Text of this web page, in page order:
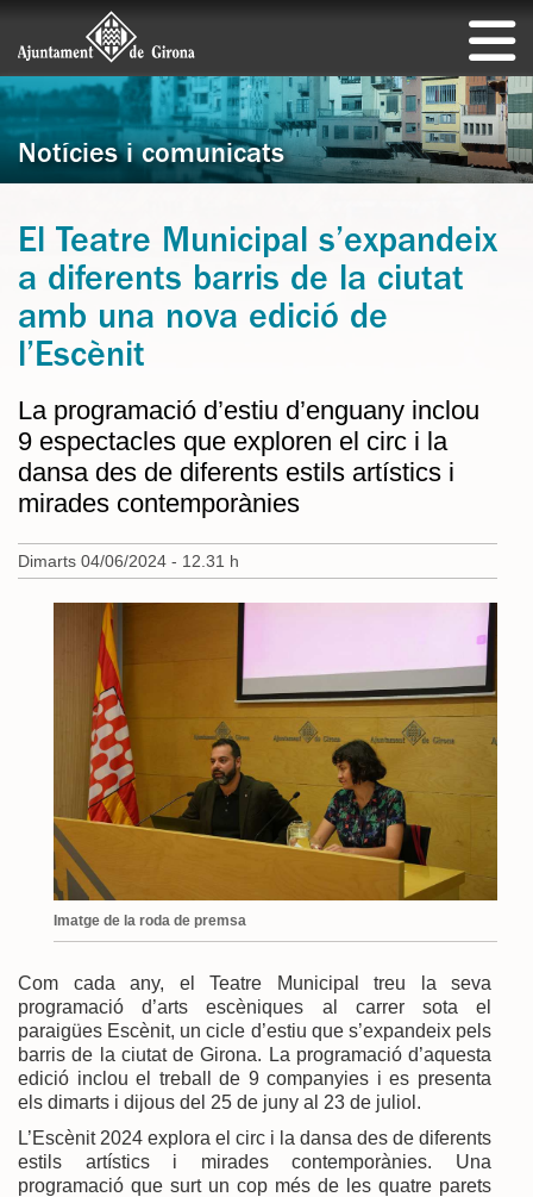
Notícies i comunicats
El Teatre Municipal s’expandeix
a diferents barris de la ciutat
amb una nova edició de
l’Escènit
La programació d’estiu d’enguany inclou
9 espectacles que exploren el circ i la
dansa des de diferents estils artístics i
mirades contemporànies
Dimarts 04/06/2024 - 12.31 h
Imatge de la roda de premsa
Com cada any, el Teatre Municipal treu la seva
programació d’arts escèniques al carrer sota el
paraigües Escènit, un cicle d’estiu que s’expandeix pels
barris de la ciutat de Girona. La programació d’aquesta
edició inclou el treball de 9 companyies i es presenta
els dimarts i dijous del 25 de juny al 23 de juliol.
L’Escènit 2024 explora el circ i la dansa des de diferents
estils artístics i mirades contemporànies. Una
programació que surt un cop més de les quatre parets